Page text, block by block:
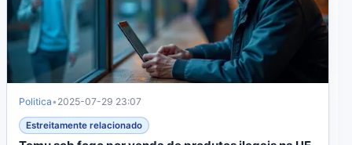
Politica• 2025-07-29 23:07
Estreitamente relacionado